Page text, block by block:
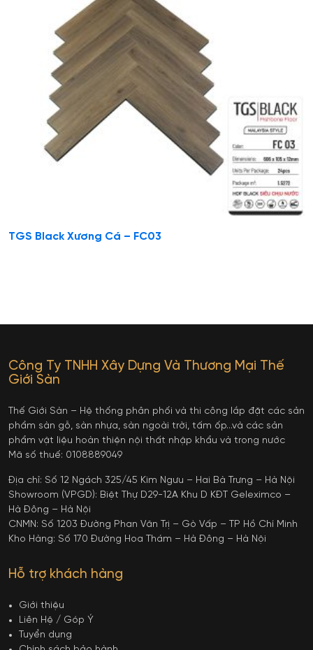
TGS Black Xương Cá – FC03
Công Ty TNHH Xây Dựng Và Thương Mại Thế
Giới Sàn
Thế Giới Sàn – Hệ thống phân phối và thi công lắp đặt các sản
phẩm sàn gỗ, sàn nhựa, sàn ngoài trời, tấm ốp…và các sản
phẩm vật liệu hoàn thiện nội thất nhập khẩu và trong nước
Mã số thuế: 0108889049
Địa chỉ: Số 12 Ngách 325/45 Kim Ngưu – Hai Bà Trưng – Hà Nội
Showroom (VPGD): Biệt Thự D29-12A Khu D KĐT Geleximco –
Hà Đông – Hà Nội
CNMN: Số 1203 Đường Phan Văn Trị – Gò Vấp – TP Hồ Chí Minh
Kho Hàng: Số 170 Đường Hoa Thám – Hà Đông – Hà Nội
Hỗ trợ khách hàng
Giới thiệu
Liên Hệ / Góp Ý
Tuyển dụng